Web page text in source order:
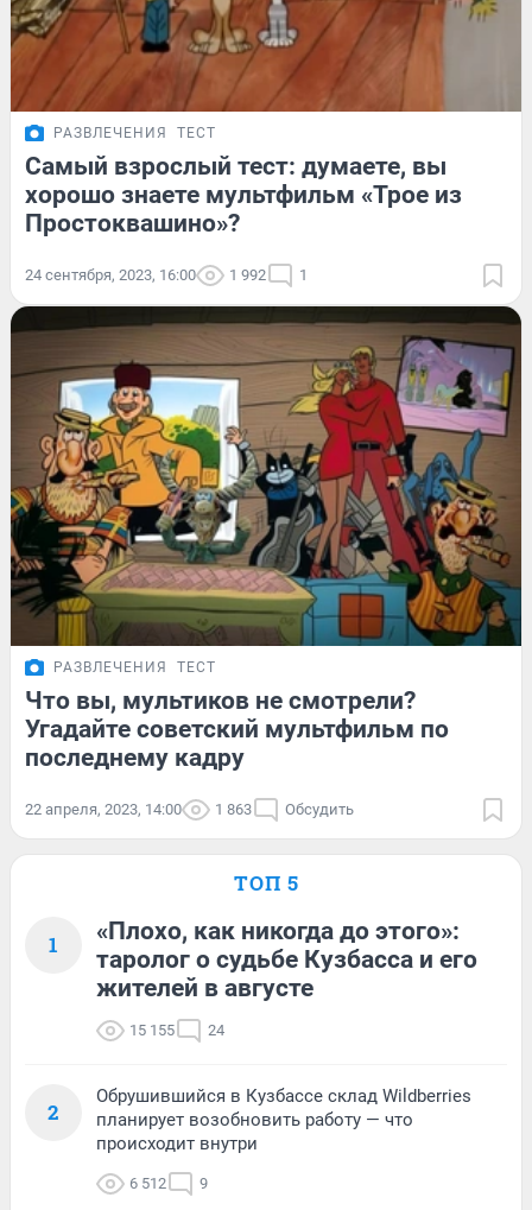
РАЗВЛЕЧЕНИЯ ТЕСТ
Самый взрослый тест: думаете, вы
хорошо знаете мультфильм «Трое из
Простоквашино»?
24 сентября, 2023, 16:00 1 992 1
РАЗВЛЕЧЕНИЯ ТЕСТ
Что вы, мультиков не смотрели?
Угадайте советский мультфильм по
последнему кадру
22 апреля, 2023, 14:00 1 863 Обсудить
ТОП 5
1
«Плохо, как никогда до этого»:
таролог о судьбе Кузбасса и его
жителей в августе
15 155 24
2
Обрушившийся в Кузбассе склад Wildberries
планирует возобновить работу — что
происходит внутри
6 512 9